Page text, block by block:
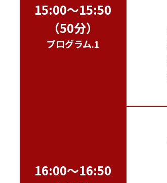
15:00～15:50
（50分）
プログラム.1
16:00～16:50